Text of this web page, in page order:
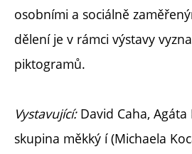
osobními a sociálně
dělení je v rámci výstavy
piktogramů.
Vystavující:David Caha, Agáta
skupina měkký í (Michaela